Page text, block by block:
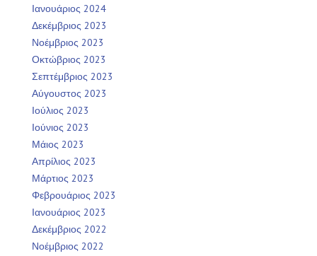
Ιανουάριος 2024
Δεκέμβριος 2023
Νοέμβριος 2023
Οκτώβριος 2023
Σεπτέμβριος 2023
Αύγουστος 2023
Ιούλιος 2023
Ιούνιος 2023
Μάιος 2023
Απρίλιος 2023
Μάρτιος 2023
Φεβρουάριος 2023
Ιανουάριος 2023
Δεκέμβριος 2022
Νοέμβριος 2022